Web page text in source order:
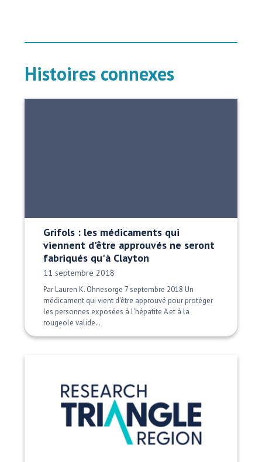
Histoires connexes
Grifols : les médicaments qui
viennent d'être approuvés ne seront
fabriqués qu'à Clayton
Date publiée:
11 septembre 2018
Par Lauren K. Ohnesorge 7 septembre 2018 Un
médicament qui vient d'être approuvé pour protéger
les personnes exposées à l'hépatite A et à la
rougeole valide…